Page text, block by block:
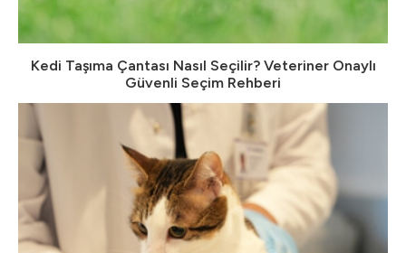
Kedi Taşıma Çantası Nasıl Seçilir? Veteriner Onaylı
Güvenli Seçim Rehberi